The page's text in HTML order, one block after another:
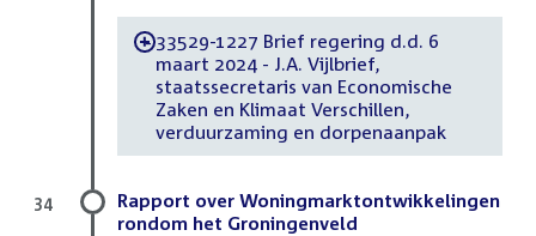
-33529-1227 Brief regering d.d. 6
maart 2024 - J.A. Vijlbrief,
staatssecretaris van Economische
Zaken en Klimaat Verschillen,
verduurzaming en dorpenaanpak
Rapport over Woningmarktontwikkelingen
rondom het Groningenveld
34